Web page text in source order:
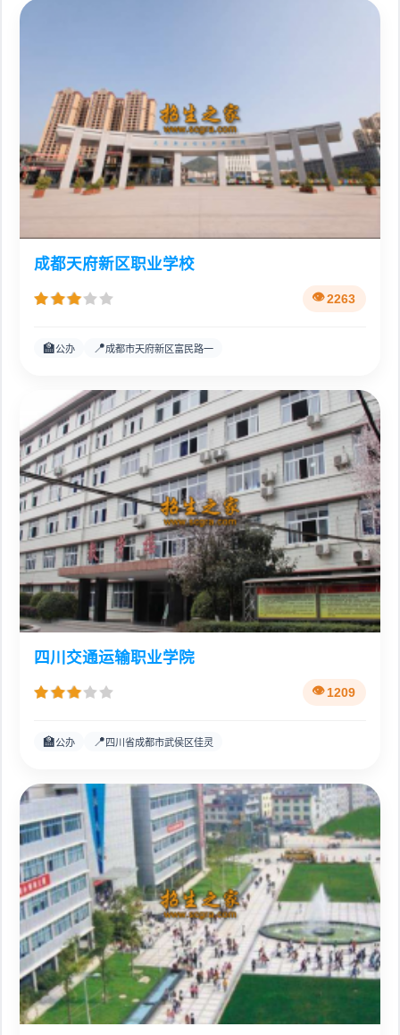
成都天府新区职业学校
2263
🏫公办 📍成都市天府新区富民路一
四川交通运输职业学院
1209
🏫公办 📍四川省成都市武侯区佳灵